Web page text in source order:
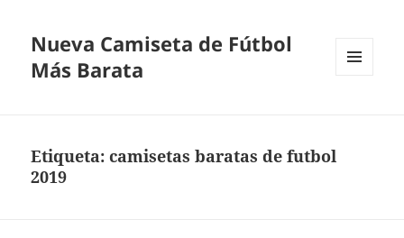
Nueva Camiseta de Fútbol
Más Barata
Etiqueta:camisetas baratas de futbol
2019